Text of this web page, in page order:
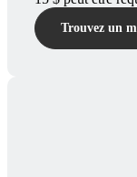
Trouvez un